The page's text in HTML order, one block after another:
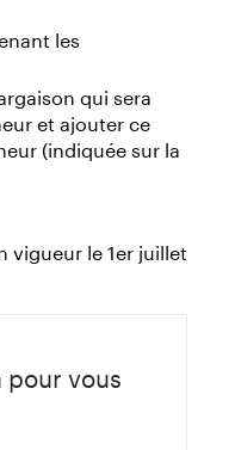
les
qui sera
et ajouter ce
(indiquée sur la
vigueur le 1er juillet
pour vous